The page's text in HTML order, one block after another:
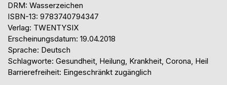
DRM: Wasserzeichen
ISBN-13: 9783740794347
Verlag: TWENTYSIX
Erscheinungsdatum: 19.04.2018
Sprache: Deutsch
Schlagworte: Gesundheit, Heilung, Krankheit, Corona, Heil
Barrierefreiheit: Eingeschränkt zugänglich